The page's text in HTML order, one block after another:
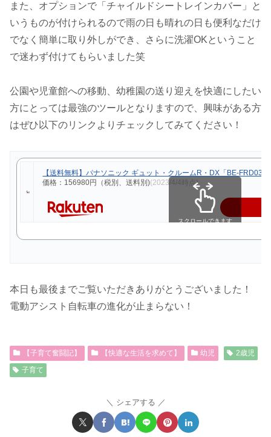
また、オプションで「チャイルドシートレインカバー」と
いうものが付けられるので雨の日も晴れの日も便利なだけ
でなく簡単に取り外しができ、さらに洗濯OKということ
で迷わず付けてもらいました笑
公園や児童館への移動、幼稚園の送り迎えを快適にしたい
方にとっては最強のツールとなりますので、興味がある方
はぜひ以下のリンクよりチェックしてみてください！
【送料無料】パナソニック ギュット・クルームR・DX「BE-
価格：156980円（税別、送料別)(2023/4/4時点)
スクロールできます
本日も最後までご覧いただきありがとうございました！
電動アシスト自転車の進化が止まらない！
【子育て奮闘記】 【快適な生活を求めて】 幼児
2歳児
子育て
シェアする